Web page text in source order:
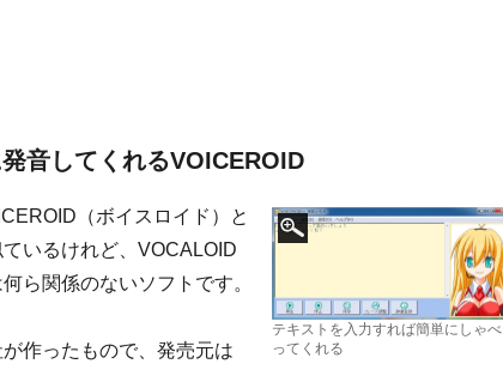
音してくれるVOICEROID
テキストを入力すれば簡単にしゃべ
ってくれる
（ボイスロイド）と
いるけれど、VOCALOID
ら関係のないソフトです。
作ったもので、発売元は